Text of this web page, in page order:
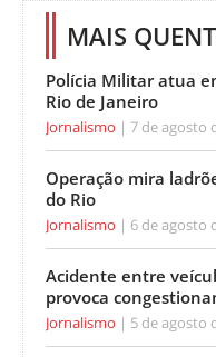
MAIS
Polícia Militar atua
Rio de Janeiro
Jornalismo 7 de agosto
Operação mira
do Rio
Jornalismo 6 de agosto
Acidente entre
provoca
Jornalismo 5 de agosto